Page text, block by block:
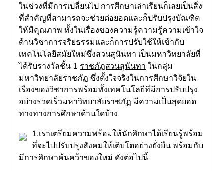
ในช่วงที่มีการเปลี่ยนไป การศึกษาเล่าเรียนก็เลยเป็นสิ่ง
ที่สำคัญที่สามารถจะช่วยต่อยอดและก็ปรับปรุงบัณฑิต
ให้มีคุณภาพ ทั้งในเรื่องของความรู้ความรู้ความเข้าใจ
ด้านวิชาการจริยธรรมและก็การปรับใช้ให้เข้ากับ
เทคโนโลยีสมัยใหม่ซึ่งสวนสุนันทา เป็นมหาวิทยาลัยที่
ได้รับรางวัลชั้น 1 ราชภัฏสวนสุนันทา ในกลุ่ม
มหาวิทยาลัยราชภัฏ ซึ่งตั้งใจจริงในการศึกษาวิจัยใน
เรื่องของวิชาการพร้อมทั้งเทคโนโลยีที่มีการปรับปรุง
อย่างรวดเร็วมหาวิทยาลัยราชภัฏ มีความเป็นสุดยอด
ทางทางการศึกษาด้านใดบ้าง
1.เราเตรียมความพร้อมให้นักศึกษาได้เรียนรู้พร้อม
ที่จะไปปรับปรุงสังคมให้เติบโตอย่างยั่งยืน พร้อมกับ
มีการศึกษาค้นคว้าของใหม่ ดังต่อไปนี้